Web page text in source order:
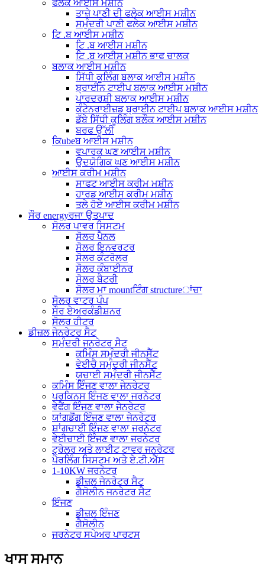
ਫਲੇਕ ਆਈਸ ਮਸ਼ੀਨ
ਤਾਜ਼ੇ ਪਾਣੀ ਦੀ ਫਲੇਕ ਆਈਸ ਮਸ਼ੀਨ
ਸਮੁੰਦਰੀ ਪਾਣੀ ਫਲੇਕ ਆਈਸ ਮਸ਼ੀਨ
ਟਿ .ਬ ਆਈਸ ਮਸ਼ੀਨ
ਟਿ .ਬ ਆਈਸ ਮਸ਼ੀਨ
ਟਿ .ਬ ਆਈਸ ਮਸ਼ੀਨ ਭਾਫ ਚਾਲਕ
ਬਲਾਕ ਆਈਸ ਮਸ਼ੀਨ
ਸਿੱਧੀ ਕੂਲਿੰਗ ਬਲਾਕ ਆਈਸ ਮਸ਼ੀਨ
ਬ੍ਰਾਈਨ ਟਾਈਪ ਬਲਾਕ ਆਈਸ ਮਸ਼ੀਨ
ਪਾਰਦਰਸ਼ੀ ਬਲਾਕ ਆਈਸ ਮਸ਼ੀਨ
ਕੰਟੇਨਰਾਈਜ਼ਡ ਬ੍ਰਾਈਨ ਟਾਈਪ ਬਲਾਕ ਆਈਸ ਮਸ਼ੀਨ
ਡੱਬੇ ਸਿੱਧੀ ਕੂਲਿੰਗ ਬਲੌਕ ਆਈਸ ਮਸ਼ੀਨ
ਬਰਫ ਉੱਲੀ
ਕਿubeਬ ਆਈਸ ਮਸ਼ੀਨ
ਵਪਾਰਕ ਘਣ ਆਈਸ ਮਸ਼ੀਨ
ਉਦਯੋਗਿਕ ਘਣ ਆਈਸ ਮਸ਼ੀਨ
ਆਈਸ ਕਰੀਮ ਮਸ਼ੀਨ
ਸਾਫਟ ਆਈਸ ਕਰੀਮ ਮਸ਼ੀਨ
ਹਾਰਡ ਆਈਸ ਕਰੀਮ ਮਸ਼ੀਨ
ਤਲੇ ਹੋਏ ਆਈਸ ਕਰੀਮ ਮਸ਼ੀਨ
ਸੌਰ energyਰਜਾ ਉਤਪਾਦ
ਸੋਲਰ ਪਾਵਰ ਸਿਸਟਮ
ਸੋਲਰ ਪੈਨਲ
ਸੋਲਰ ਇਨਵਰਟਰ
ਸੋਲਰ ਕੰਟਰੋਲਰ
ਸੋਲਰ ਕੰਬਾਈਨਰ
ਸੋਲਰ ਬੈਟਰੀ
ਸੋਲਰ ਮਾ mountਟਿੰਗ structureਾਂਚਾ
ਸੋਲਰ ਵਾਟਰ ਪੰਪ
ਸੌਰ ਏਅਰਕੰਡੀਸ਼ਨਰ
ਸੋਲਰ ਹੀਟਰ
ਡੀਜ਼ਲ ਜੇਨਰੇਟਰ ਸੈਟ
ਸਮੁੰਦਰੀ ਜਨਰੇਟਰ ਸੈਟ
ਕਮਿੰਸ ਸਮੁੰਦਰੀ ਜੀਨਸੈੱਟ
ਵੇਈਚੈ ਸਮੁੰਦਰੀ ਜੀਨਸੈੱਟ
ਯੂਚਾਈ ਸਮੁੰਦਰੀ ਜੀਨਸੈੱਟ
ਕਮਿੰਸ ਇੰਜਣ ਵਾਲਾ ਜੇਨਰੇਟਰ
ਪਰਕਿਨਸ ਇੰਜਣ ਵਾਲਾ ਜਰਨੇਟਰ
ਵੇਫੈਂਗ ਇੰਜਣ ਵਾਲਾ ਜੇਨਰੇਟਰ
ਯਾਂਗਡੋਂਗ ਇੰਜਣ ਵਾਲਾ ਜੇਨਰੇਟਰ
ਸ਼ਾਂਗਚਾਈ ਇੰਜਣ ਵਾਲਾ ਜਰਨੇਟਰ
ਵੇਈਚਾਈ ਇੰਜਣ ਵਾਲਾ ਜਰਨੇਟਰ
ਟ੍ਰੇਲਰ ਅਤੇ ਲਾਈਟ ਟਾਵਰ ਜਨਰੇਟਰ
ਪੈਰਲਿੰਗ ਸਿਸਟਮ ਅਤੇ ਏ.ਟੀ.ਐੱਸ
1-10KW ਜਰਨੇਟਰ
ਡੀਜ਼ਲ ਜੇਨਰੇਟਰ ਸੈਟ
ਗੈਸੋਲੀਨ ਜਨਰੇਟਰ ਸੈਟ
ਇੰਜਣ
ਡੀਜ਼ਲ ਇੰਜਣ
ਗੈਸੋਲੀਨ
ਜਰਨੇਟਰ ਸਪੇਅਰ ਪਾਰਟਸ
ਖਾਸ ਸਮਾਨ